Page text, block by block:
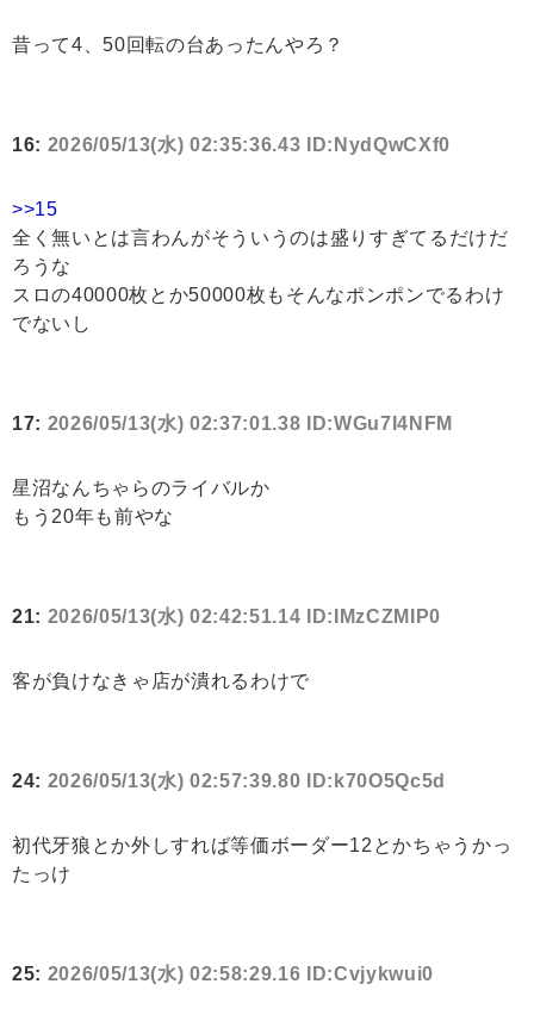
昔って4、50回転の台あったんやろ？
16: 2026/05/13(水) 02:35:36.43 ID:NydQwCXf0
>>15
全く無いとは言わんがそういうのは盛りすぎてるだけだ
ろうな
スロの40000枚とか50000枚もそんなポンポンでるわけ
でないし
17: 2026/05/13(水) 02:37:01.38 ID:WGu7I4NFM
星沼なんちゃらのライバルか
もう20年も前やな
21: 2026/05/13(水) 02:42:51.14 ID:IMzCZMIP0
客が負けなきゃ店が潰れるわけで
24: 2026/05/13(水) 02:57:39.80 ID:k70O5Qc5d
初代牙狼とか外しすれば等価ボーダー12とかちゃうかっ
たっけ
25: 2026/05/13(水) 02:58:29.16 ID:Cvjykwui0